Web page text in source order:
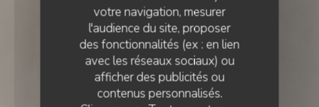
votre navigation, mesurer
l'audience du site, proposer
des fonctionnalités (ex : en lien
avec les réseaux sociaux) ou
afficher des publicités ou
contenus personnalisés.
CUISINE FRANÇAISE• LISBOA